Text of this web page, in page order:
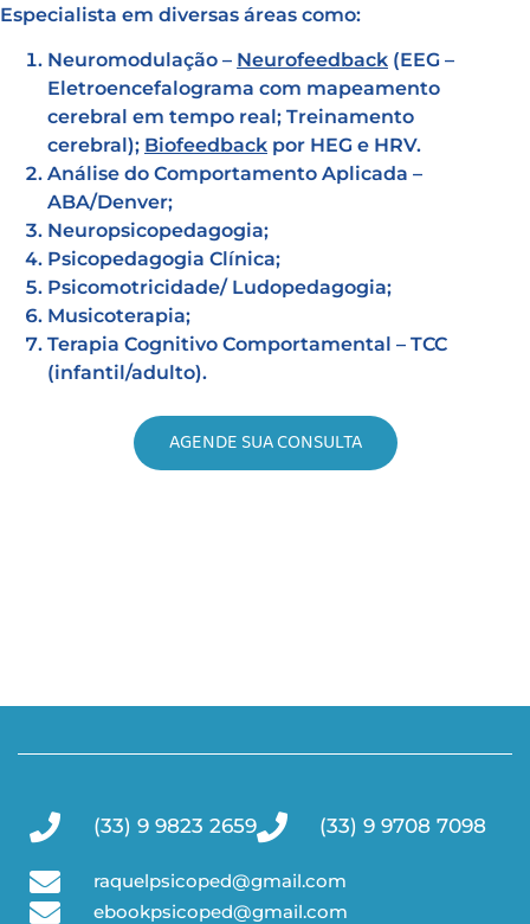
Especialista em diversas áreas como:
Neuromodulação – Neurofeedback (EEG –
Eletroencefalograma com mapeamento
cerebral em tempo real; Treinamento
cerebral); Biofeedback por HEG e HRV.
Análise do Comportamento Aplicada –
ABA/Denver;
Neuropsicopedagogia;
Psicopedagogia Clínica;
Psicomotricidade/ Ludopedagogia;
Musicoterapia;
Terapia Cognitivo Comportamental – TCC
(infantil/adulto).
AGENDE SUA CONSULTA
(33) 9 9823 2659 (33) 9 9708 7098
raquelpsicoped@gmail.com
ebookpsicoped@gmail.com